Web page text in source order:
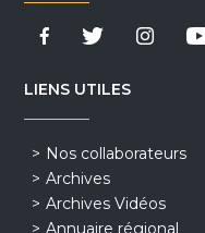
LIENS UTILES
Nos collaborateurs
Archives
Archives Vidéos